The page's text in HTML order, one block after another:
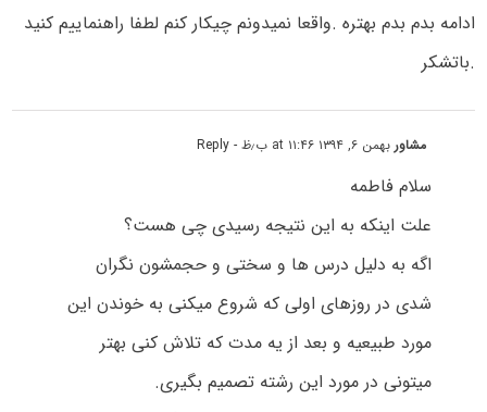
ادامه بدم بدم بهتره .واقعا نمیدونم چیکار کنم لطفا راهنماییم کنید
.باتشکر
مشاوربهمن ۶, ۱۳۹۴ at ۱۱:۴۶ ب٫ظ - Reply
سلام فاطمه
علت اینکه به این نتیجه رسیدی چی هست؟
اگه به دلیل درس ها و سختی و حجمشون نگران
شدی در روزهای اولی که شروع میکنی به خوندن این
مورد طبیعیه و بعد از یه مدت که تلاش کنی بهتر
میتونی در مورد این رشته تصمیم بگیری.